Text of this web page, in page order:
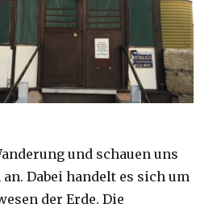
und schauen uns
Dabei handelt es sich um
der Erde. Die